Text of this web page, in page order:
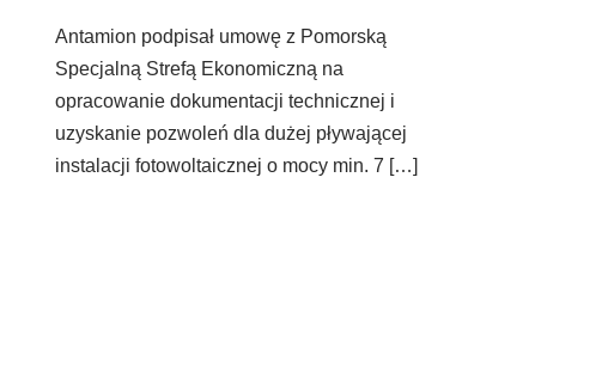
Antamion podpisał umowę z Pomorską
Specjalną Strefą Ekonomiczną na
opracowanie dokumentacji technicznej i
uzyskanie pozwoleń dla dużej pływającej
instalacji fotowoltaicznej o mocy min. 7 […]